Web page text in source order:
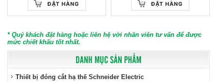
DANH MỤC SẢN PHẨM
Thiết bị đóng cắt hạ thế Schneider Electric
ĐẶT HÀNG ĐẶT HÀNG
* Quý khách đặt hàng hoặc liên hệ với nhân viên tư vấn để được
mức chiết khấu tốt nhất.